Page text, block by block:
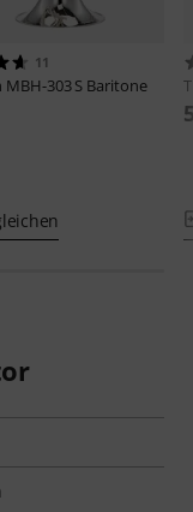
11
MBH-303 S Baritone